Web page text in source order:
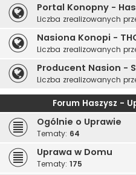
Portal Konopny -
Liczba zrealizowanych
Nasiona Konopi -
Liczba zrealizowanych
Producent Nasion -
Liczba zrealizowanych
Forum Haszysz -
Ogólnie o Uprawie
Tematy: 64
Uprawa w Domu
Tematy: 175